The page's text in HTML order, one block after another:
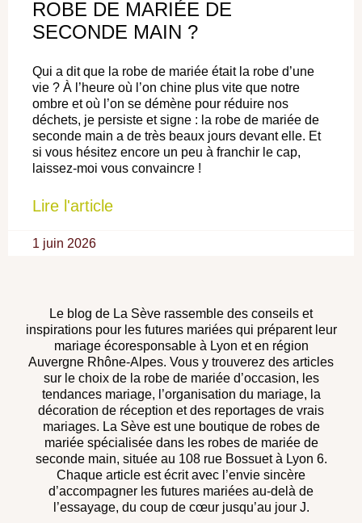
ROBE DE MARIÉE DE
SECONDE MAIN ?
Qui a dit que la robe de mariée était la robe d’une
vie ? À l’heure où l’on chine plus vite que notre
ombre et où l’on se démène pour réduire nos
déchets, je persiste et signe : la robe de mariée de
seconde main a de très beaux jours devant elle. Et
si vous hésitez encore un peu à franchir le cap,
laissez-moi vous convaincre !
Lire l'article
1 juin 2026
Le blog de La Sève rassemble des conseils et
inspirations pour les futures mariées qui préparent leur
mariage écoresponsable à Lyon et en région
Auvergne Rhône-Alpes. Vous y trouverez des articles
sur le choix de la robe de mariée d’occasion, les
tendances mariage, l’organisation du mariage, la
décoration de réception et des reportages de vrais
mariages. La Sève est une boutique de robes de
mariée spécialisée dans les robes de mariée de
seconde main, située au 108 rue Bossuet à Lyon 6.
Chaque article est écrit avec l’envie sincère
d’accompagner les futures mariées au-delà de
l’essayage, du coup de cœur jusqu’au jour J.